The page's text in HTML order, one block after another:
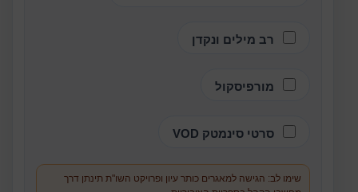
רב מילים ונקדן
מורפיסקול
סרטי סינמטק VOD
שימו לב: הגישה למאגרים כותר עיון ופרויקט השו"ת תינתן דרך